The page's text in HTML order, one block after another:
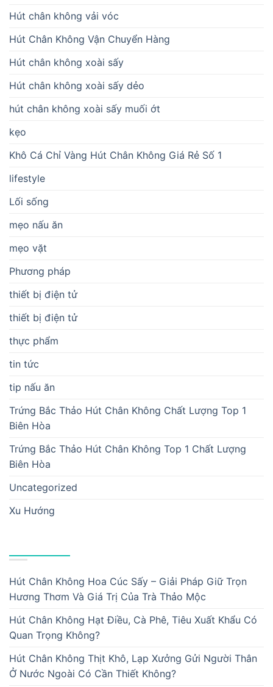
Hút chân không vải vóc
Hút Chân Không Vận Chuyển Hàng
Hút chân không xoài sấy
Hút chân không xoài sấy dẻo
hút chân không xoài sấy muối ớt
kẹo
Khô Cá Chỉ Vàng Hút Chân Không Giá Rẻ Số 1
lifestyle
Lối sống
mẹo nấu ăn
mẹo vặt
Phương pháp
thiết bị điện tử
thiết bị điện tử
thực phẩm
tin tức
tip nấu ăn
Trứng Bắc Thảo Hút Chân Không Chất Lượng Top 1
Biên Hòa
Trứng Bắc Thảo Hút Chân Không Top 1 Chất Lượng
Biên Hòa
Uncategorized
Xu Hướng
Hút Chân Không Hoa Cúc Sấy – Giải Pháp Giữ Trọn
Hương Thơm Và Giá Trị Của Trà Thảo Mộc
Hút Chân Không Hạt Điều, Cà Phê, Tiêu Xuất Khẩu Có
Quan Trọng Không?
Hút Chân Không Thịt Khô, Lạp Xưởng Gửi Người Thân
Ở Nước Ngoài Có Cần Thiết Không?